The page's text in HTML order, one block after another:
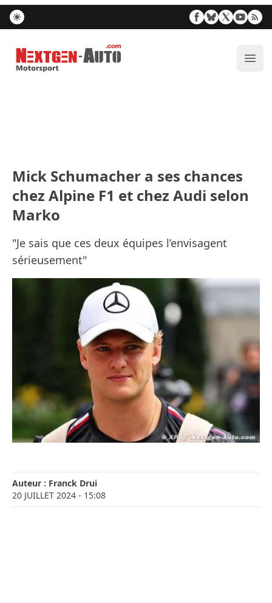
Nextgen-Auto.com
Mick Schumacher a ses chances
chez Alpine F1 et chez Audi selon
Marko
"Je sais que ces deux équipes l’envisagent
sérieusement"
Auteur : Franck Drui
20 JUILLET 2024 - 15:08